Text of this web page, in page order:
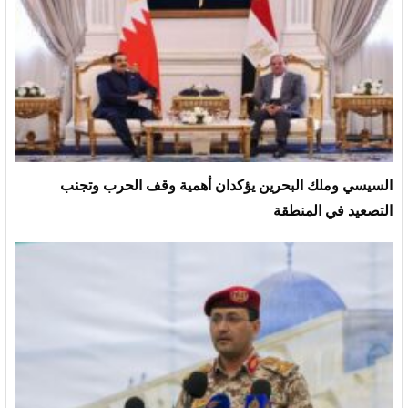
السيسي وملك البحرين يؤكدان أهمية وقف الحرب وتجنب
التصعيد في المنطقة